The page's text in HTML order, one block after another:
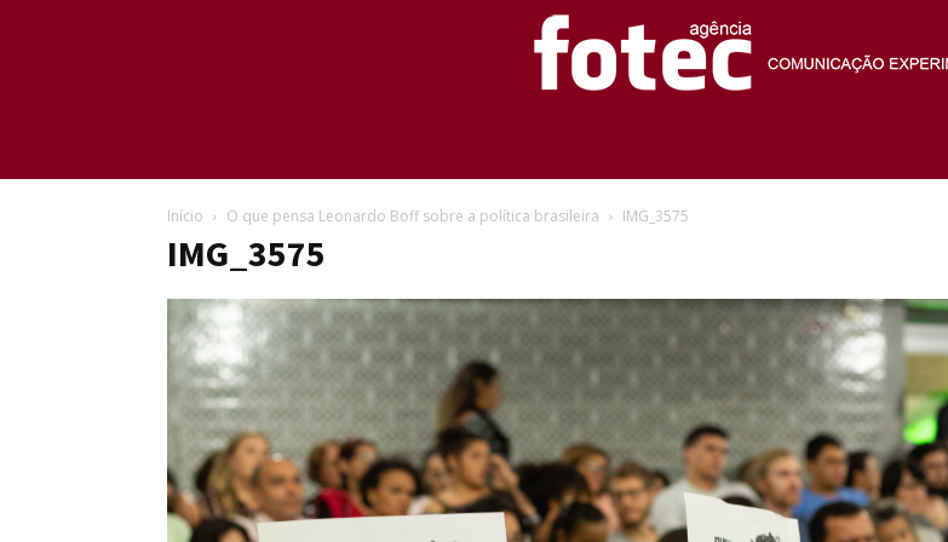
Fotec
Início O que pensa Leonardo Boff sobre a política brasileira IMG_3575
IMG_3575